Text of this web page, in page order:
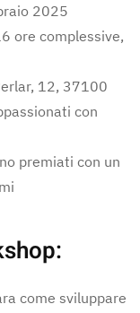
2025
ore complessive,
12, 37100
con
premiati con un
come sviluppare